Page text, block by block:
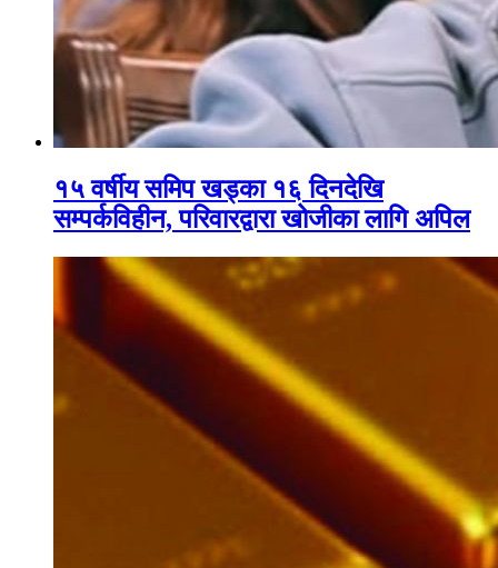
१५ वर्षीय समिप खड्का १६ दिनदेखि
सम्पर्कविहीन, परिवारद्वारा खोजीका लागि अपिल